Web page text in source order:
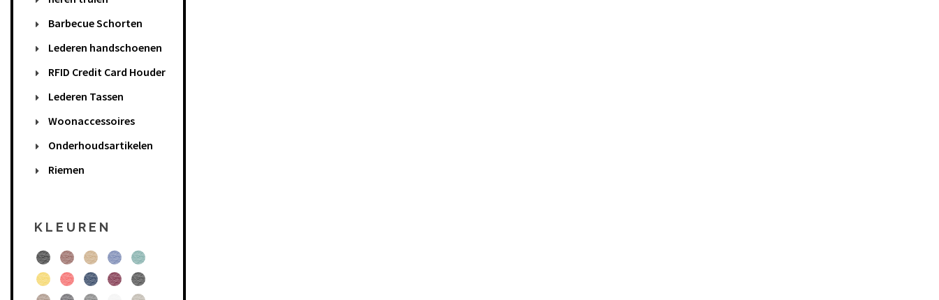
Barbecue Schorten
Lederen handschoenen
RFID Credit Card Houder
Lederen Tassen
Woonaccessoires
Onderhoudsartikelen
Riemen
KLEUREN